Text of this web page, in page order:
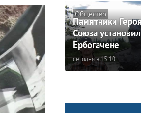
Общество
Памятники
Союза
Ербогачене
сегодня в 15:10